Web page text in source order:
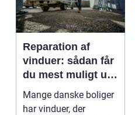
Reparation af
vinduer: sådan får
du mest muligt ud
af dine gamle
rammer
Mange danske boliger
har vinduer, der